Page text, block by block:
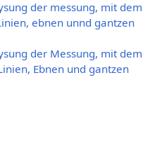
der messung, mit dem
ebnen unnd gantzen
der Messung, mit dem
Ebnen und gantzen